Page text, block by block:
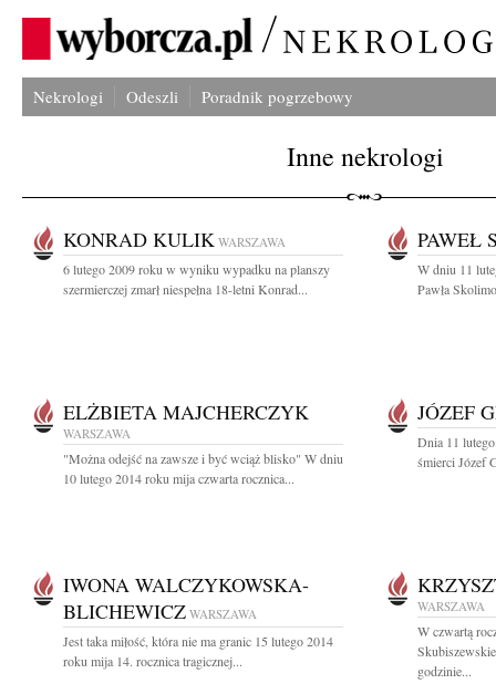
Nekrologi Odeszli Poradnik pogrzebowy
Inne nekrologi
KONRAD KULIK WARSZAWA
6 lutego 2009 roku w wyniku wypadku na planszy
szermierczej zmarł niespełna 18-letni Konrad...
PAWEŁ
W dniu 11
Pawła
ELŻBIETA MAJCHERCZYK
WARSZAWA
"Można odejść na zawsze i być wciąż blisko" W dniu
10 lutego 2014 roku mija czwarta rocznica...
JÓZEF
Dnia 11
śmierci Józef
IWONA WALCZYKOWSKA-
BLICHEWICZ WARSZAWA
Jest taka miłość, która nie ma granic 15 lutego 2014
roku mija 14. rocznica tragicznej...
WARSZAWA
W czwartą
godzinie...